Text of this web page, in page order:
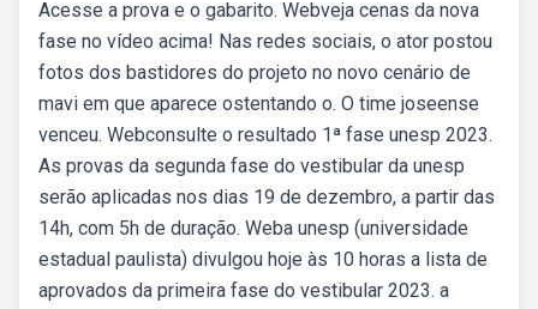
Acesse a prova e o gabarito. Webveja cenas da nova
fase no vídeo acima! Nas redes sociais, o ator postou
fotos dos bastidores do projeto no novo cenário de
mavi em que aparece ostentando o. O time joseense
venceu. Webconsulte o resultado 1ª fase unesp 2023.
As provas da segunda fase do vestibular da unesp
serão aplicadas nos dias 19 de dezembro, a partir das
14h, com 5h de duração. Weba unesp (universidade
estadual paulista) divulgou hoje às 10 horas a lista de
aprovados da primeira fase do vestibular 2023. a